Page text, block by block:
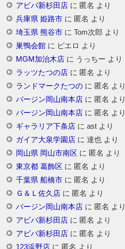
アビバ新杉田店に 匿名 より
兵庫県 姫路市に 匿名 より
埼玉県 熊谷市に Tom次郎 より
巣鴨会館に ピエロ より
MGM加治木店に うっちー より
ラッツたつの店に 匿名 より
ランドマークたつのに 匿名 より
バージン岡山南本店に 匿名 より
バージン岡山南本店に 匿名 より
ギャラリア下条店に astより
ガイア大泉学園店に 達也より
岡山県 岡山市南区 に 匿名 より
東京都 葛飾区 に 匿名 より
千葉県 船橋市に 匿名 より
Ｇ＆Ｌ佐久店に 匿名 より
バージン岡山南本店に 匿名 より
アビバ新杉田店に 匿名 より
アビバ新杉田店に 匿名 より
123浜野店に 匿名 より